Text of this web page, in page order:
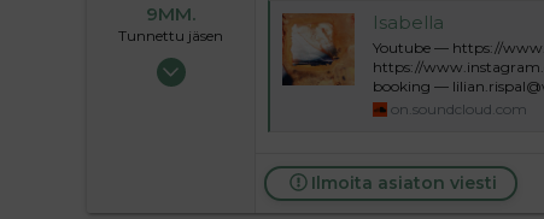
9MM.
Tunnettu jäsen
13.05.2024
Isabella
Youtube — https://
https://
booking —
on.soundcloud.com
Ilmoita asiaton viesti